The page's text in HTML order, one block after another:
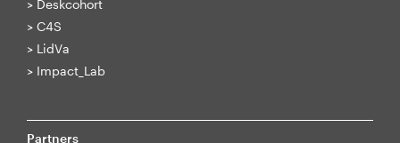
> Deskcohort
> C4S
> LidVa
> Impact_Lab
Partners